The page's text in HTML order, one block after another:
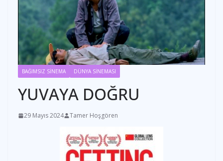
BAĞIMSIZ SİNEMA DÜNYA SİNEMASI
YUVAYA DOĞRU
29 Mayıs 2024 Tamer Hoşgören